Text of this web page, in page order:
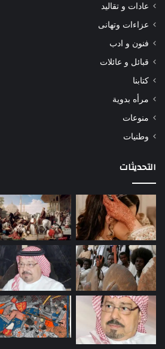
عادات و تقاليد
عزاءات وتهانى
فنون و ادب
قبائل و عائلات
كتابنا
مرأه بدوية
منوعات
وطنيات
التحديثات